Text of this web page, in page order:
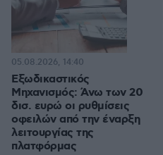
Εξωδικαστικός
Μηχανισμός: Άνω των 20
δισ. ευρώ οι ρυθμίσεις
οφειλών από την έναρξη
λειτουργίας της
πλατφόρμας
05.08.2026, 14:40